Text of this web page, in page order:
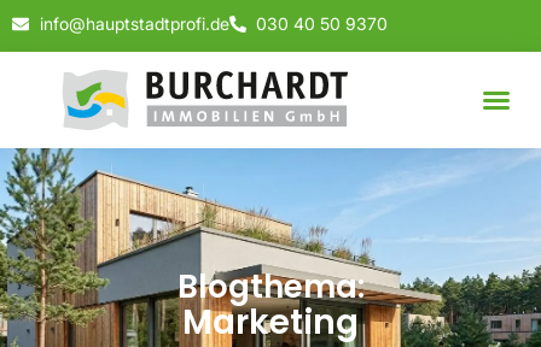
info@hauptstadtprofi.de 030 40 50 9370
Blogthema:
Marketing